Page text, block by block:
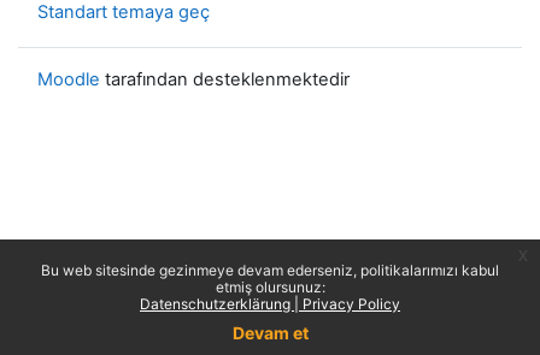
Bu web sitesinde gezinmeye devam ederseniz, politikalarımızı kabul
etmiş olursunuz:
Datenschutzerklärung | Privacy Policy
Devam et
Standart temaya geç
Moodle tarafından desteklenmektedir